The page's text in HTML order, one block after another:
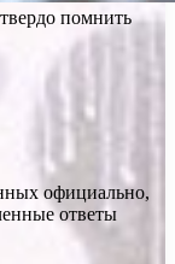
помнить
официально,
ответы